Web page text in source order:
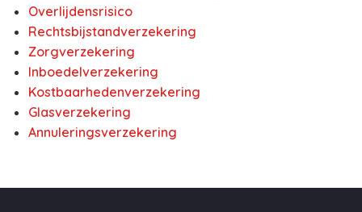
Overlijdensrisico
Rechtsbijstandverzekering
Zorgverzekering
Inboedelverzekering
Kostbaarhedenverzekering
Glasverzekering
Annuleringsverzekering